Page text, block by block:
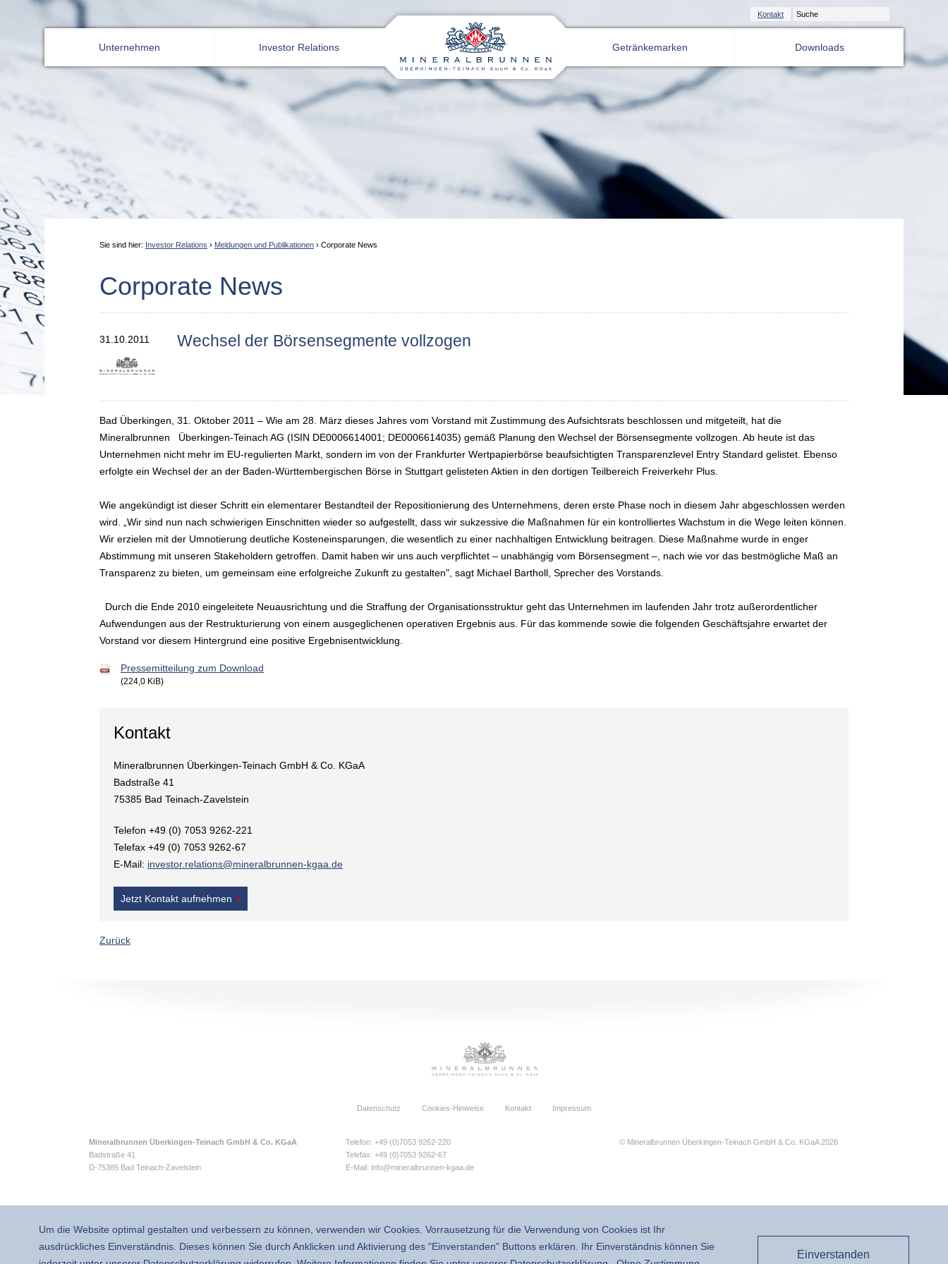
Kontakt
Unternehmen Investor Relations Getränkemarken Downloads
Sie sind hier: Investor Relations › Meldungen und Publikationen › Corporate News
Corporate News
31.10.2011 Wechsel der Börsensegmente vollzogen
Bad Überkingen, 31. Oktober 2011 – Wie am 28. März dieses Jahres vom Vorstand mit Zustimmung des Aufsichtsrats beschlossen und mitgeteilt, hat die
Mineralbrunnen Überkingen-Teinach AG (ISIN DE0006614001; DE0006614035) gemäß Planung den Wechsel der Börsensegmente vollzogen. Ab heute ist das
Unternehmen nicht mehr im EU-regulierten Markt, sondern im von der Frankfurter Wertpapierbörse beaufsichtigten Transparenzlevel Entry Standard gelistet. Ebenso
erfolgte ein Wechsel der an der Baden-Württembergischen Börse in Stuttgart gelisteten Aktien in den dortigen Teilbereich Freiverkehr Plus.
Wie angekündigt ist dieser Schritt ein elementarer Bestandteil der Repositionierung des Unternehmens, deren erste Phase noch in diesem Jahr abgeschlossen werden
wird. „Wir sind nun nach schwierigen Einschnitten wieder so aufgestellt, dass wir sukzessive die Maßnahmen für ein kontrolliertes Wachstum in die Wege leiten können.
Wir erzielen mit der Umnotierung deutliche Kosteneinsparungen, die wesentlich zu einer nachhaltigen Entwicklung beitragen. Diese Maßnahme wurde in enger
Abstimmung mit unseren Stakeholdern getroffen. Damit haben wir uns auch verpflichtet – unabhängig vom Börsensegment –, nach wie vor das bestmögliche Maß an
Transparenz zu bieten, um gemeinsam eine erfolgreiche Zukunft zu gestalten", sagt Michael Bartholl, Sprecher des Vorstands.
Durch die Ende 2010 eingeleitete Neuausrichtung und die Straffung der Organisationsstruktur geht das Unternehmen im laufenden Jahr trotz außerordentlicher
Aufwendungen aus der Restrukturierung von einem ausgeglichenen operativen Ergebnis aus. Für das kommende sowie die folgenden Geschäftsjahre erwartet der
Vorstand vor diesem Hintergrund eine positive Ergebnisentwicklung.
Pressemitteilung zum Download
(224,0 KiB)
Kontakt
Mineralbrunnen Überkingen-Teinach GmbH & Co. KGaA
Badstraße 41
75385 Bad Teinach-Zavelstein
Telefon +49 (0) 7053 9262-221
Telefax +49 (0) 7053 9262-67
E-Mail: investor.relations@mineralbrunnen-kgaa.de
Jetzt Kontakt aufnehmen
Zurück
Datenschutz Cookies-Hinweise Kontakt Impressum
Mineralbrunnen Überkingen-Teinach GmbH & Co. KGaA
Badstraße 41
D-75385 Bad Teinach-Zavelstein
Telefon: +49 (0)7053 9262-220
Telefax: +49 (0)7053 9262-67
E-Mail: info@mineralbrunnen-kgaa.de
© Mineralbrunnen Überkingen-Teinach GmbH & Co. KGaA 2026
Um die Website optimal gestalten und verbessern zu können, verwenden wir Cookies. Vorrausetzung für die Verwendung von Cookies ist Ihr
ausdrückliches Einverständnis. Dieses können Sie durch Anklicken und Aktivierung des "Einverstanden" Buttons erklären. Ihr Einverständnis können Sie
Einverstanden